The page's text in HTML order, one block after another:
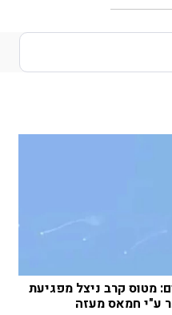
מטוס קרב ניצל מפגיעת
ע"י חמאס מעזה